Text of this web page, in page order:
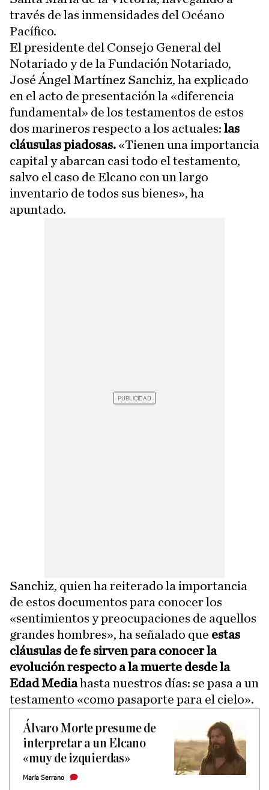
través de las inmensidades del Océano
Pacífico.
El presidente del Consejo General del
Notariado y de la Fundación Notariado,
José Ángel Martínez Sanchiz, ha explicado
en el acto de presentación la «diferencia
fundamental» de los testamentos de estos
dos marineros respecto a los actuales: las
cláusulas piadosas. «Tienen una importancia
capital y abarcan casi todo el testamento,
salvo el caso de Elcano con un largo
inventario de todos sus bienes», ha
apuntado.
Sanchiz, quien ha reiterado la importancia
de estos documentos para conocer los
«sentimientos y preocupaciones de aquellos
grandes hombres», ha señalado que estas
cláusulas de fe sirven para conocer la
evolución respecto a la muerte desde la
Edad Mediahasta nuestros días: se pasa a un
testamento «como pasaporte para el cielo».
Álvaro Morte presume de
interpretar a un Elcano
«muy de izquierdas»
María Serrano